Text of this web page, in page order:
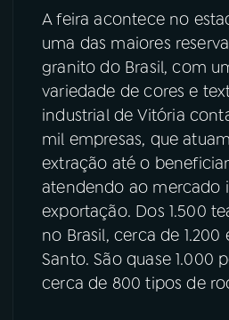
A feira acontece no
uma das maiores
granito do Brasil, com
variedade de cores e
industrial de Vitória
mil empresas, que
extração até o
atendendo ao mercado
exportação. Dos 1.500
no Brasil, cerca de
Santo. São quase 1.000
cerca de 800 tipos de